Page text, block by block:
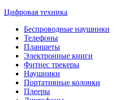
Цифровая техника
Беспроводные наушники
Телефоны
Планшеты
Электронные книги
Фитнес трекеры
Наушники
Портативные колонки
Плееры